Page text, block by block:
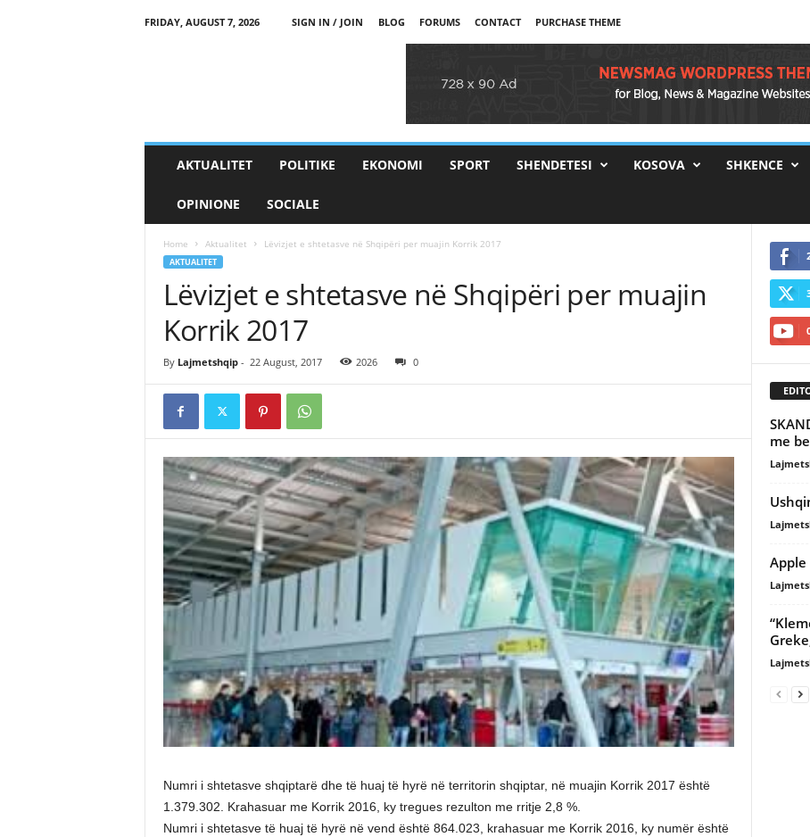
FRIDAY, AUGUST 7, 2026 SIGN IN / JOIN BLOG FORUMS CONTACT PURCHASE THEME
AKTUALITET POLITIKE EKONOMI SPORT SHENDETESI KOSOVA SHKENCE
OPINIONE SOCIALE
Home Aktualitet Lëvizjet e shtetasve në Shqipëri per muajin Korrik 2017
AKTUALITET
Lëvizjet e shtetasve në Shqipëri per muajin
Korrik 2017
By Lajmetshqip- 22 August, 2017 2026 0
Numri i shtetasve shqiptarë dhe të huaj të hyrë në territorin shqiptar, në muajin Korrik 2017 është
1.379.302. Krahasuar me Korrik 2016, ky tregues rezulton me rritje 2,8 %.
Numri i shtetasve të huaj të hyrë në vend është 864.023, krahasuar me Korrik 2016, ky numër është
me